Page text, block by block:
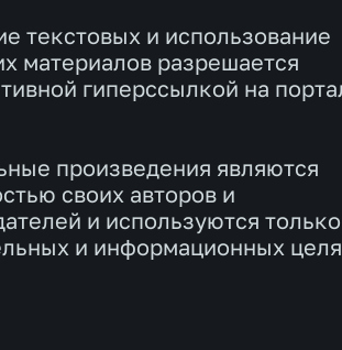
текстовых и использование
материалов разрешается
гиперссылкой на
произведения являются
своих авторов и
и используются
и информационных